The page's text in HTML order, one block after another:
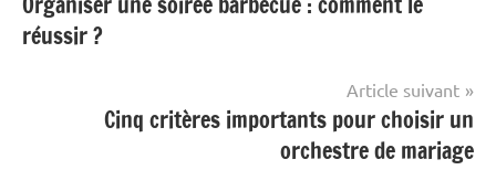
de
l’article
réussir ?
Article suivant
Cinq critères importants pour choisir un
orchestre de mariage